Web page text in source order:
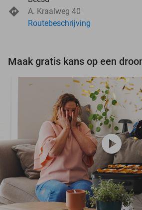
A. Kraalweg 40
Routebeschrijving
play_circle